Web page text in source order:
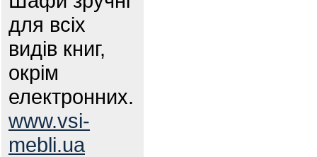
для всіх
видів книг,
окрім
електронних.
www.vsi-
mebli.ua